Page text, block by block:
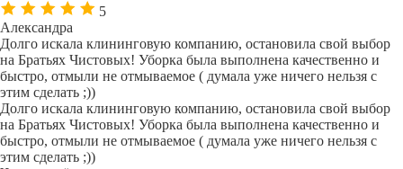
5
Александра
Долго искала клининговую компанию, остановила свой выбор
на Братьях Чистовых! Уборка была выполнена качественно и
быстро, отмыли не отмываемое ( думала уже ничего нельзя с
этим сделать ;))
Долго искала клининговую компанию, остановила свой выбор
на Братьях Чистовых! Уборка была выполнена качественно и
быстро, отмыли не отмываемое ( думала уже ничего нельзя с
этим сделать ;))